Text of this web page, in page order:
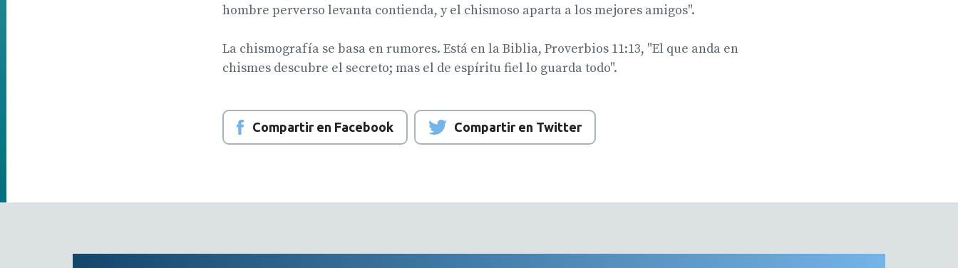
hombre perverso levanta contienda, y el chismoso aparta a los mejores amigos".
La chismografía se basa en rumores. Está en la Biblia, Proverbios 11:13, "El que anda en
chismes descubre el secreto; mas el de espíritu fiel lo guarda todo".
Compartir en Facebook Compartir en Twitter